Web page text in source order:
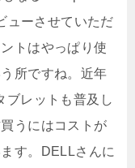
ューさせていただ
トはやっぱり使
所ですね。近年
ブレットも普及し
うにはコストが
す。DELLさんに